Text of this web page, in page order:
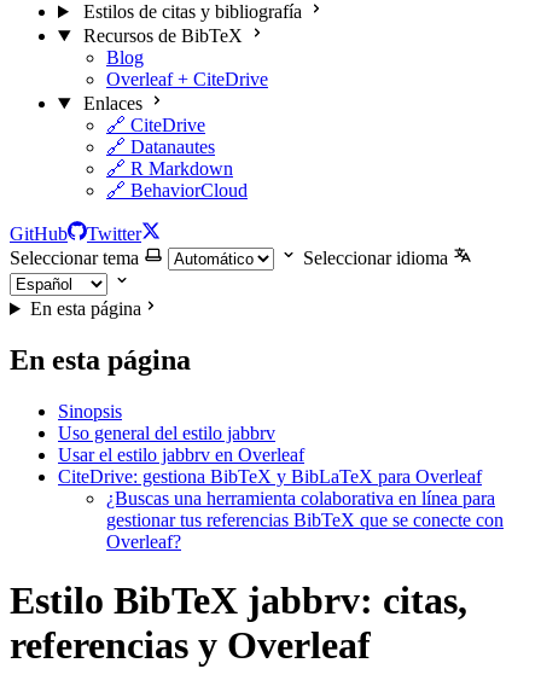
Estilos de citas y bibliografía
Recursos de BibTeX
Blog
Overleaf + CiteDrive
Enlaces
🔗 CiteDrive
🔗 Datanautes
🔗 R Markdown
🔗 BehaviorCloud
GitHub
Twitter
Seleccionar tema
Seleccionar idioma
En esta página
En esta página
Sinopsis
Uso general del estilo jabbrv
Usar el estilo jabbrv en Overleaf
CiteDrive: gestiona BibTeX y BibLaTeX para Overleaf
¿Buscas una herramienta colaborativa en línea para
gestionar tus referencias BibTeX que se conecte con
Overleaf?
Estilo BibTeX jabbrv: citas,
referencias y Overleaf